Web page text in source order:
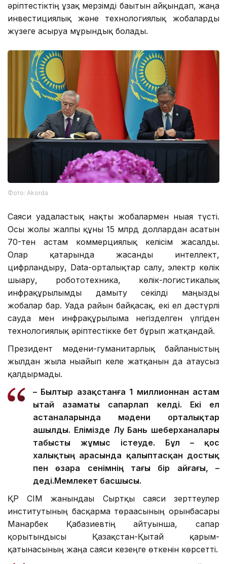
әріптестіктің ұзақ мерзімді бағытын айқындап, жаңа
инвестициялық және технологиялық жобаларды
жүзеге асыруға мұрындық болады.
Фото: Аkorda
Саяси уағдаластық нақты жобалармен нығая түсті.
Осы жолы жалпы құны 15 млрд доллардан асатын
70-тен астам коммерциялық келісім жасалды.
Олар қатарында жасанды интеллект,
цифрландыру, Data-орталықтар салу, электр көлік
шығару, робототехника, көлік-логистикалық
инфрақұрылымды дамыту секілді маңызды
жобалар бар. Уағда райын байқасақ, екі ел дәстүрлі
сауда мен инфрақұрылымға негізделген үлгіден
технологиялық әріптестікке бет бұрып жатқандай.
Президент мәдени-гуманитарлық байланыстың
жылдан жылға нығайып келе жатқанын да атаусыз
қалдырмады.
– Былтыр Қазақстанға 1 миллионнан астам
Қытай азаматы сапарлап келді. Екі ел
астаналарында мәдени орталықтар
ашылды. Елімізде Лу Бань шеберханалары
табысты жұмыс істеуде. Бұл – қос
халықтың арасында қалыптасқан достық
пен өзара сенімнің тағы бір айғағы, –
деді.Мемлекет басшысы.
ҚР СІМ жанындағы Сыртқы саяси зерттеулер
институтының басқарма төрағасының орынбасары
Манарбек Қабазиевтің айтуынша, сапар
қорытындысы Қазақстан-Қытай қарым-
қатынасының жаңа саяси кезеңге өткенін көрсетті.